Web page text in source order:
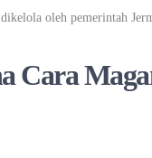
oleh pemerintah
Cara